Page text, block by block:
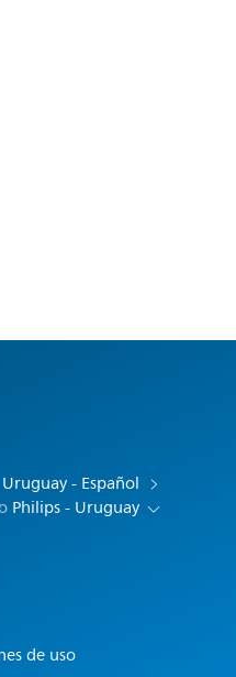
Uruguay - Español
Philips - Uruguay
de uso